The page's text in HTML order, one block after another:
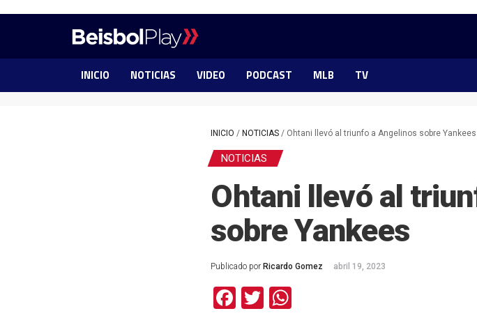
INICIO NOTICIAS VIDEO PODCAST MLB TV
INICIO / NOTICIAS / Ohtani llevó al triunfo a Angelinos sobre Yankees
NOTICIAS
Ohtani llevó al
sobre Yankees
Publicado por Ricardo Gomez abril 19, 2023
Facebook
Twitter